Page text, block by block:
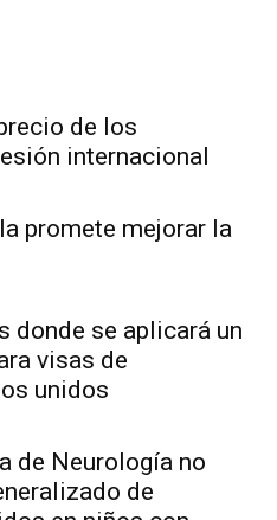
de los
internacional
promete mejorar la
donde se aplicará un
visas de
unidos
de Neurología no
de